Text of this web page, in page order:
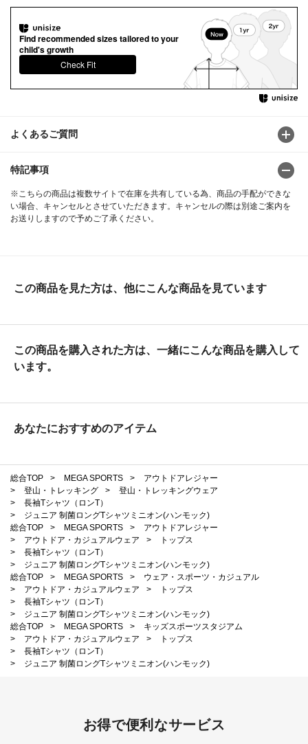
よくあるご質問
特記事項
※こちらの商品は複数サイトで在庫を共有している為、商品の手配ができな
い場合、キャンセルとさせていただきます。キャンセルの際は別途ご案内を
お送りしますので予めご了承ください。
Find recommended sizes tailored to your
child's growth
Check Fit
この商品を見た方は、他にこんな商品を見ています
この商品を購入された方は、一緒にこんな商品を購入して
います。
あなたにおすすめのアイテム
総合TOP > MEGA SPORTS >
アウトドアレジャー
>
登山・トレッキング >
登山・トレッキングウェア
>
長袖Tシャツ（ロンT）
>
ジュニア 制菌ロングTシャツミニオン(ハンモック)
総合TOP
> MEGA SPORTS >
アウトドアレジャー
>
アウトドア・カジュアルウェア >
トップス
>
長袖Tシャツ（ロンT）
>
ジュニア 制菌ロングTシャツミニオン(ハンモック)
総合TOP
> MEGA SPORTS >
ウェア・スポーツ・カジュアル
>
アウトドア・カジュアルウェア >
トップス
>
長袖Tシャツ（ロンT）
>
ジュニア 制菌ロングTシャツミニオン(ハンモック)
総合TOP
> MEGA SPORTS >
キッズスポーツスタジアム
>
アウトドア・カジュアルウェア >
トップス
>
長袖Tシャツ（ロンT）
>
ジュニア 制菌ロングTシャツミニオン(ハンモック)
お得で便利なサービス